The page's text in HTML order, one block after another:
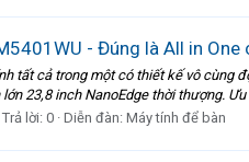
- Đúng là All in One
tất cả trong một có thiết kế vô
23,8 inch NanoEdge thời thượng.
Trả lời: 0 Diễn đàn: Máy tính để bàn